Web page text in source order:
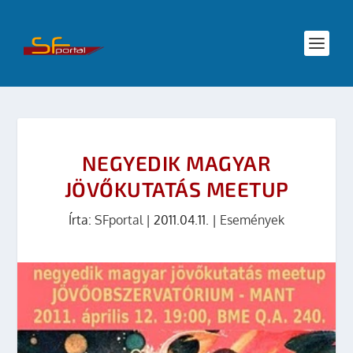
NEGYEDIK MAGYAR
JÖVŐKUTATÁS MEETUP
Írta: SFportal| 2011.04.11. | Események